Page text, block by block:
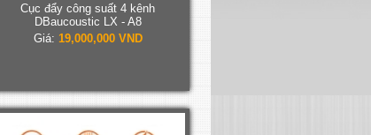
Cục đẩy công suất 4 kênh
DBaucoustic LX - A8
Giá: 19,000,000 VND